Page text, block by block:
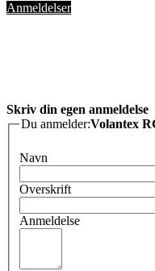
Anmeldelser
Skriv din egen anmeldelse
Du anmelder:Volantex
Navn
Overskrift
Anmeldelse